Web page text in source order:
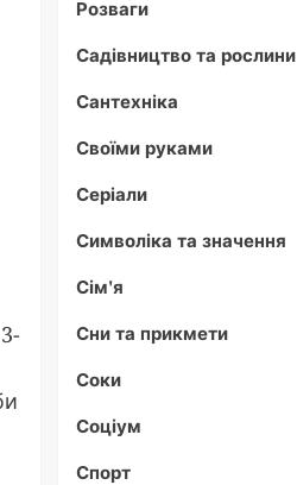
Розваги
Садівництво та рослини
Сантехніка
Своїми руками
Серіали
Символіка та значення
Сім'я
Сни та прикмети
Соки
Соціум
Спорт